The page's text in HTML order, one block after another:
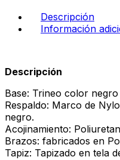
Descripción
Información
Descripción
Base: Trineo color negro
Respaldo: Marco de
negro.
Acojinamiento:
Brazos: fabricados en
Tapiz: Tapizado en tela